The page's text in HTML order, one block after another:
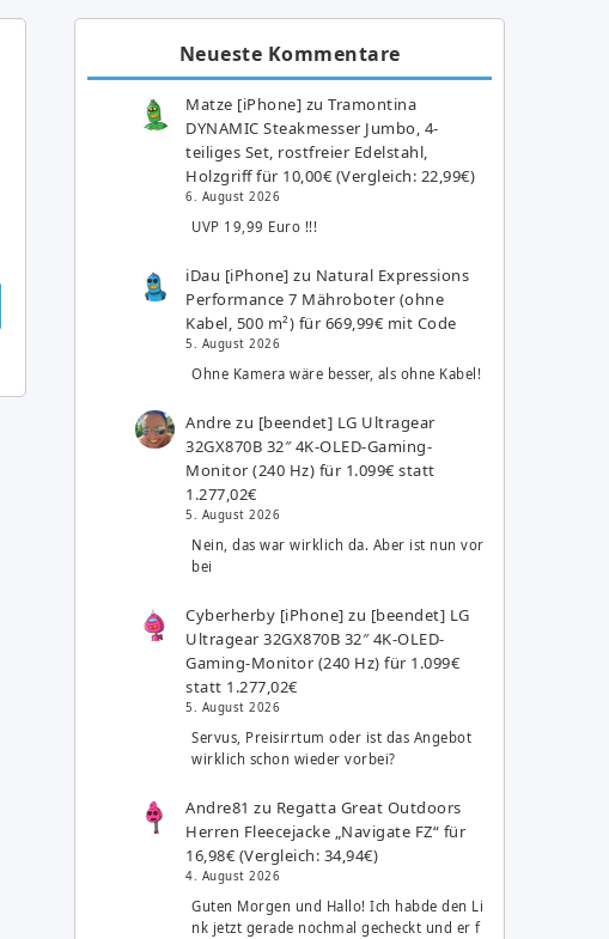
Neueste Kommentare
Matze [iPhone] zuTramontina
DYNAMIC Steakmesser Jumbo, 4-
teiliges Set, rostfreier Edelstahl,
Holzgriff für 10,00€ (Vergleich: 22,99€)
6. August 2026
UVP 19,99 Euro !!!
iDau [iPhone] zu Natural Expressions
Performance 7 Mähroboter (ohne
Kabel, 500 m²) für 669,99€ mit Code
5. August 2026
Ohne Kamera wäre besser, als ohne Kabel!
Andre zu [beendet] LG Ultragear
32GX870B 32″ 4K-OLED-Gaming-
Monitor (240 Hz) für 1.099€ statt
1.277,02€
5. August 2026
Nein, das war wirklich da. Aber ist nun vor
bei
Cyberherby [iPhone] zu [beendet] LG
Ultragear 32GX870B 32″ 4K-OLED-
Gaming-Monitor (240 Hz) für 1.099€
statt 1.277,02€
5. August 2026
Servus, Preisirrtum oder ist das Angebot
wirklich schon wieder vorbei?
Andre81 zu Regatta Great Outdoors
Herren Fleecejacke „Navigate FZ“ für
16,98€ (Vergleich: 34,94€)
4. August 2026
Guten Morgen und Hallo! Ich habde den Li
nk jetzt gerade nochmal gecheckt und er f